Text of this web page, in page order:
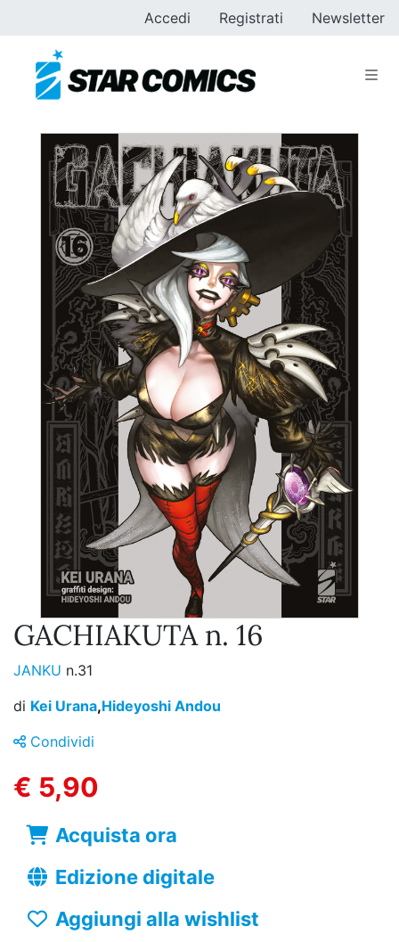
Accedi Registrati Newsletter
GACHIAKUTA n. 16
JANKU n.31
di Kei Urana,Hideyoshi Andou
Condividi
€ 5,90
Acquista ora
Edizione digitale
Aggiungi alla wishlist